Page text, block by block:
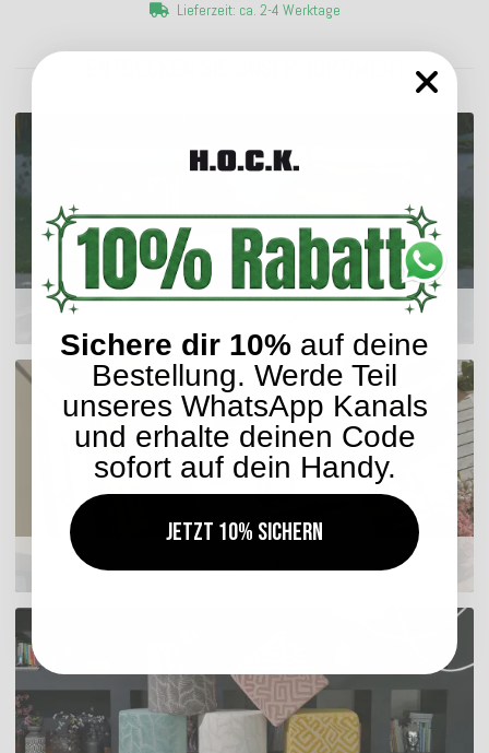
Lieferzeit: ca. 2-4 Werktage
Sichere dir 10% auf deine
Bestellung. Werde Teil
unseres WhatsApp Kanals
und erhalte deinen Code
sofort auf dein Handy.
Jetzt 10% sichern